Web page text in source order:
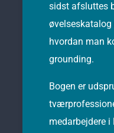
sidst afsluttes
hvordan man
grounding.
Bogen er
medarbejdere